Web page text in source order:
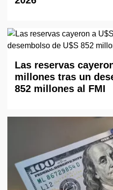
Las reservas
millones tras un
852 millones al FMI